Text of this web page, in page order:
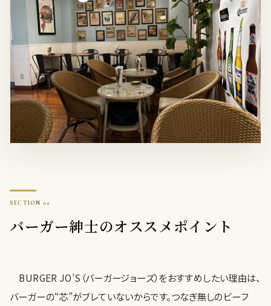
バーガー紳士のオススメポイント
BURGER JO’S（バーガージョーズ）をおすすめしたい理由は、
バーガーの“芯”がブレていないからです。つなぎ無しのビーフ